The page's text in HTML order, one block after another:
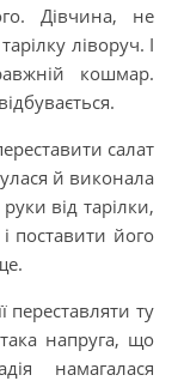
Дівчина, не
ліворуч. І
кошмар.
салат
й виконала
від тарілки,
поставити його
переставляти ту
напруга, що
намагалася